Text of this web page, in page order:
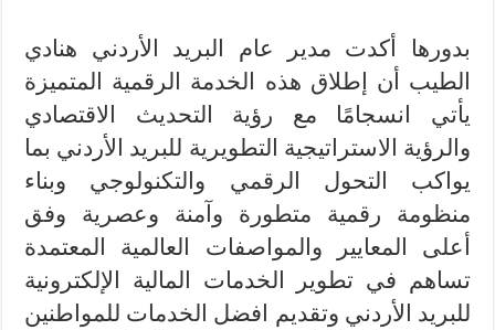
بدورها أكدت مدير عام البريد الأردني هنادي
الطيب أن إطلاق هذه الخدمة الرقمية المتميزة
يأتي انسجامًا مع رؤية التحديث الاقتصادي
والرؤية الاستراتيجية التطويرية للبريد الأردني بما
يواكب التحول الرقمي والتكنولوجي وبناء
منظومة رقمية متطورة وآمنة وعصرية وفق
أعلى المعايير والمواصفات العالمية المعتمدة
تساهم في تطوير الخدمات المالية الإلكترونية
للبريد الأردني وتقديم افضل الخدمات للمواطنين